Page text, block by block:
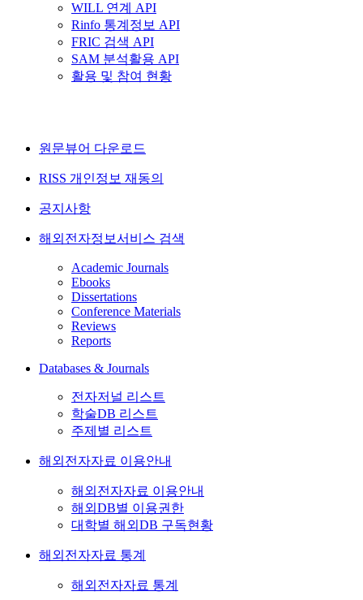
WILL 연계 API
Rinfo 통계정보 API
FRIC 검색 API
SAM 분석활용 API
활용 및 참여 현황
원문뷰어 다운로드
RISS 개인정보 재동의
공지사항
해외전자정보서비스 검색
Academic Journals
Ebooks
Dissertations
Conference Materials
Reviews
Reports
Databases & Journals
전자저널 리스트
학술DB 리스트
주제별 리스트
해외전자자료 이용안내
해외전자자료 이용안내
해외DB별 이용권한
대학별 해외DB 구독현황
해외전자자료 통계
해외전자자료 통계